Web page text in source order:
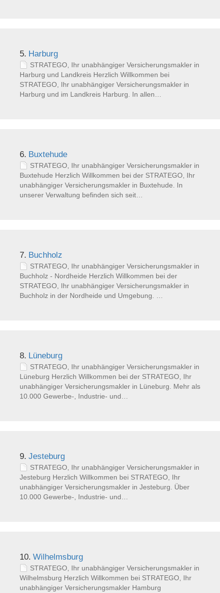
5. Harburg
STRATEGO, Ihr unabhängiger Versicherungsmakler in
Harburg und Landkreis Herzlich Willkommen bei
STRATEGO, Ihr unabhängiger Versicherungsmakler in
Harburg und im Landkreis Harburg. In allen…
6. Buxtehude
STRATEGO, Ihr unabhängiger Versicherungsmakler in
Buxtehude Herzlich Willkommen bei der STRATEGO, Ihr
unabhängiger Versicherungsmakler in Buxtehude. In
unserer Verwaltung befinden sich seit…
7. Buchholz
STRATEGO, Ihr unabhängiger Versicherungsmakler in
Buchholz - Nordheide Herzlich Willkommen bei der
STRATEGO, Ihr unabhängiger Versicherungsmakler in
Buchholz in der Nordheide und Umgebung. …
8. Lüneburg
STRATEGO, Ihr unabhängiger Versicherungsmakler in
Lüneburg Herzlich Willkommen bei der STRATEGO, Ihr
unabhängiger Versicherungsmakler in Lüneburg. Mehr als
10.000 Gewerbe-, Industrie- und…
9. Jesteburg
STRATEGO, Ihr unabhängiger Versicherungsmakler in
Jesteburg Herzlich Willkommen bei STRATEGO, Ihr
unabhängiger Versicherungsmakler in Jesteburg. Über
10.000 Gewerbe-, Industrie- und…
10. Wilhelmsburg
STRATEGO, Ihr unabhängiger Versicherungsmakler in
Wilhelmsburg Herzlich Willkommen bei STRATEGO, Ihr
unabhängiger Versicherungsmakler Hamburg